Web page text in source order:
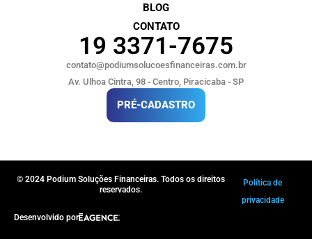
BLOG
CONTATO
19 3371-7675
contato@podiumsolucoesfinanceiras.com.br
Av. Ulhoa Cintra, 98 - Centro, Piracicaba - SP
PRÉ-CADASTRO
© 2024 Podium Soluções Financeiras. Todos os direitos
reservados.
Política de
privacidade
Desenvolvido por